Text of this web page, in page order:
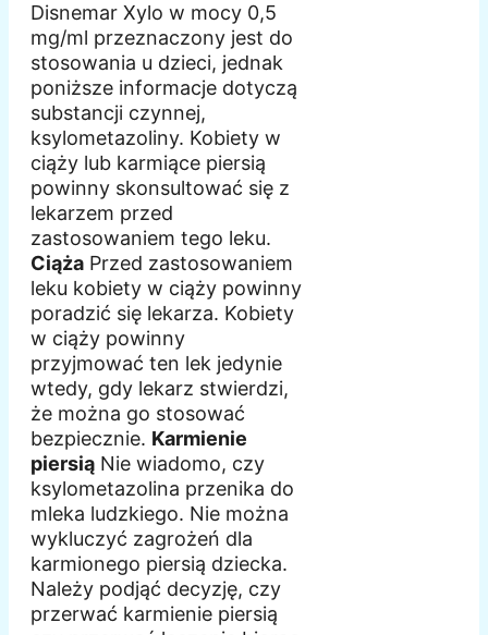
Disnemar Xylo w mocy 0,5
mg/ml przeznaczony jest do
stosowania u dzieci, jednak
poniższe informacje dotyczą
substancji czynnej,
ksylometazoliny. Kobiety w
ciąży lub karmiące piersią
powinny skonsultować się z
lekarzem przed
zastosowaniem tego leku.
Ciąża Przed zastosowaniem
leku kobiety w ciąży powinny
poradzić się lekarza. Kobiety
w ciąży powinny
przyjmować ten lek jedynie
wtedy, gdy lekarz stwierdzi,
że można go stosować
bezpiecznie. Karmienie
piersią Nie wiadomo, czy
ksylometazolina przenika do
mleka ludzkiego. Nie można
wykluczyć zagrożeń dla
karmionego piersią dziecka.
Należy podjąć decyzję, czy
przerwać karmienie piersią